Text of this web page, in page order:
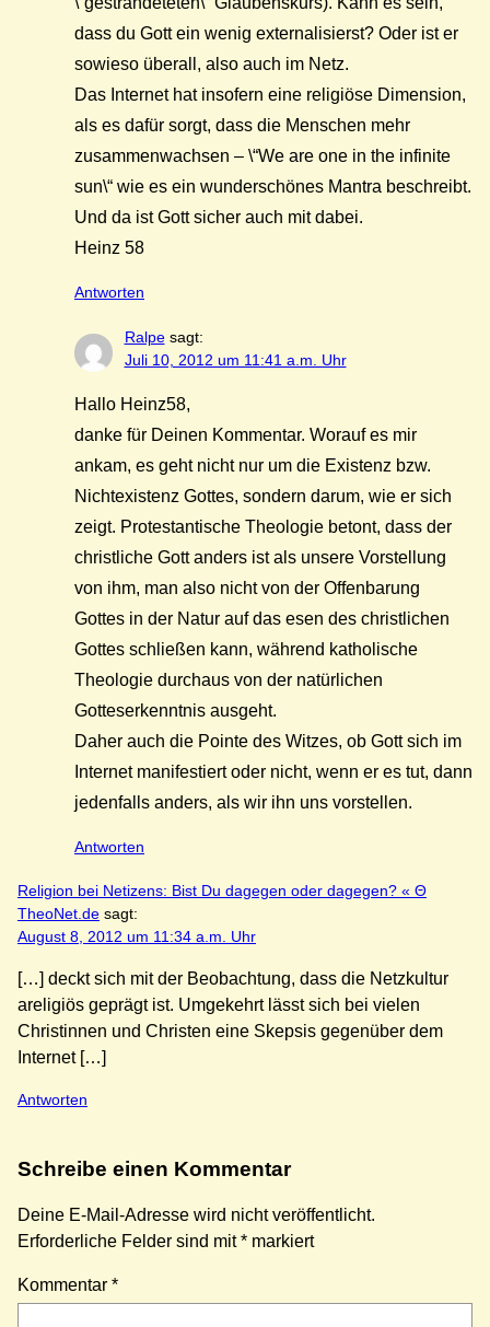
dass du Gott ein wenig externalisierst? Oder ist er
sowieso überall, also auch im Netz.
Das Internet hat insofern eine religiöse Dimension,
als es dafür sorgt, dass die Menschen mehr
zusammenwachsen – \“We are one in the infinite
sun\“ wie es ein wunderschönes Mantra beschreibt.
Und da ist Gott sicher auch mit dabei.
Heinz 58
Antworten
Ralpe sagt:
Juli 10, 2012 um 11:41 a.m. Uhr
Hallo Heinz58,
danke für Deinen Kommentar. Worauf es mir
ankam, es geht nicht nur um die Existenz bzw.
Nichtexistenz Gottes, sondern darum, wie er sich
zeigt. Protestantische Theologie betont, dass der
christliche Gott anders ist als unsere Vorstellung
von ihm, man also nicht von der Offenbarung
Gottes in der Natur auf das esen des christlichen
Gottes schließen kann, während katholische
Theologie durchaus von der natürlichen
Gotteserkenntnis ausgeht.
Daher auch die Pointe des Witzes, ob Gott sich im
Internet manifestiert oder nicht, wenn er es tut, dann
jedenfalls anders, als wir ihn uns vorstellen.
Antworten
Religion bei Netizens: Bist Du dagegen oder dagegen? « Θ
TheoNet.de sagt:
August 8, 2012 um 11:34 a.m. Uhr
[…] deckt sich mit der Beobachtung, dass die Netzkultur
areligiös geprägt ist. Umgekehrt lässt sich bei vielen
Christinnen und Christen eine Skepsis gegenüber dem
Internet […]
Antworten
Schreibe einen Kommentar
Deine E-Mail-Adresse wird nicht veröffentlicht.
Erforderliche Felder sind mit* markiert
Kommentar *